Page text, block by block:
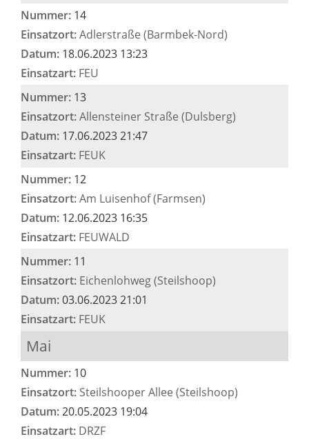
Nummer: 14
Einsatzort:Adlerstraße (Barmbek-Nord)
Datum: 18.06.2023 13:23
Einsatzart: FEU
Nummer: 13
Einsatzort:Allensteiner Straße (Dulsberg)
Datum: 17.06.2023 21:47
Einsatzart: FEUK
Nummer: 12
Einsatzort:Am Luisenhof (Farmsen)
Datum: 12.06.2023 16:35
Einsatzart: FEUWALD
Nummer: 11
Einsatzort: Eichenlohweg (Steilshoop)
Datum:03.06.2023 21:01
Einsatzart: FEUK
Mai
Nummer: 10
Einsatzort: Steilshooper Allee (Steilshoop)
Datum:20.05.2023 19:04
Einsatzart: DRZF